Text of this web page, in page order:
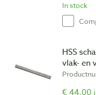
In stock
HSS
vlak- en